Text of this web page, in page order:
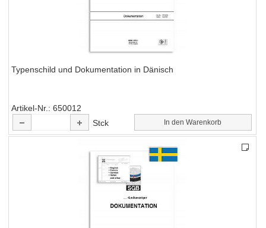
Typenschild und Dokumentation in Dänisch
Artikel-Nr.
650012
Stck
In den Warenkorb